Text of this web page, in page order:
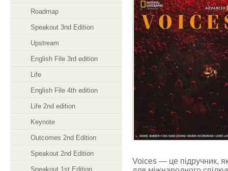
Roadmap
Speakout 3nd Edition
Upstream
English File 3rd edition
Life
English File 4th edition
Life 2nd edition
Keynote
Outcomes 2nd Edition
Speakout 2nd Edition
Speakout 1st Edition
VOICES
Voices — це підручник,